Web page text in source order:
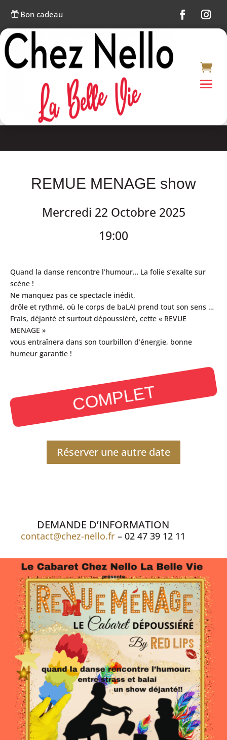
Bon cadeau
REMUE MENAGE show
Mercredi 22 Octobre 2025
19:00
Quand la danse rencontre l’humour… La folie s’exalte sur
scène !
Ne manquez pas ce spectacle inédit,
drôle et rythmé, où le corps de baLAI prend tout son sens …
Frais, déjanté et surtout dépoussiéré, cette « REVUE
MENAGE »
vous entraînera dans son tourbillon d’énergie, bonne
humeur garantie !
COMPLET
Réserver une autre date
DEMANDE D’INFORMATION
contact@chez-nello.fr – 02 47 39 12 11